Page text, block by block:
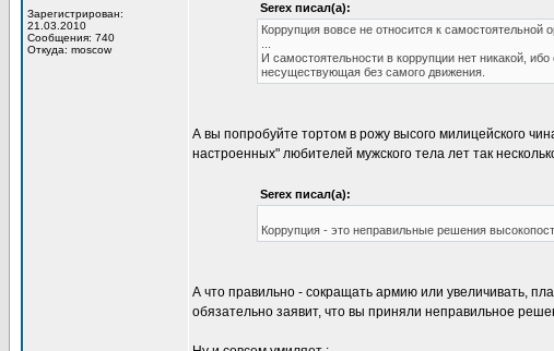
Зарегистрирован:
21.03.2010
Сообщения: 740
Откуда: moscow
Serex писал(а):
Коррупция вовсе не относится к самостоятельной
И самостоятельности в коррупции нет никакой,
несуществующая без самого движения.
А вы попробуйте тортом в рожу высого милицейского
настроенных" любителей мужского тела лет так
Serex писал(а):
Коррупция - это неправильные решения
А что правильно - сокращать армию или увеличивать,
обязательно заявит, что вы приняли неправильное